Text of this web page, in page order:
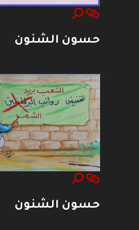
حسون الشنون
حسون الشنون